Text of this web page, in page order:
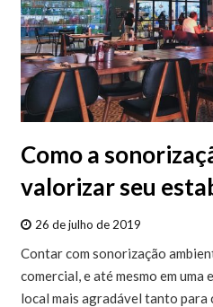
Como a
valorizar seu
26 de julho de 2019
Contar com sonorização
comercial, e até mesmo em uma
local mais agradável tanto para